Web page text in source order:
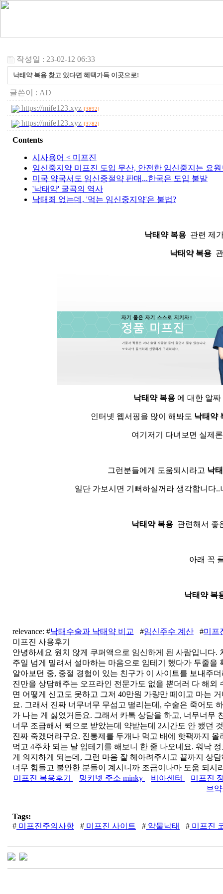
작성일 : 23-02-12 06:33
낙태약 복용 찾고 있다면 혜택가득 이곳으로!
글쓴이 : AD
https://mife123.xyz [3892]
https://mife123.xyz [3782]
Contents
시사용어 < 미프진
임신중지약 미프진 도입 무산, 안전한 임신중지는 요
미국 약국서도 임신중절약 판매...한국은 도입 불발
'낙태약' 굴곡의 역사
낙태죄 없는데, '먹는 임신중지약'은 불법?
낙태약 복용관련 제가
낙태약 복용관
낙태약 복용에 대한 알짜
인터넷 웹서핑을 많이 해봐도 낙태약
여기저기 다녀보면 실제
그런분들에게 도움되시라고 낙
일단 가보시면 기뻐하실꺼라 생각합니다
낙태약 복용관련해서 좋
아래 꼭
낙태약 복
relevance: #낙태수술과 낙태약 비교 #임신주수 계산 #미프
미프진 사용후기
안녕하세요 원치 않게 쿠퍼액으로 임신하게 된 사람입니다
주일 넘게 밀려서 설마하는 마음으로 임테기 했다가 두줄
알아보던 중, 중절 경험이 있는 친구가 이 사이트를 보내주
진만을 상담해주는 오프라인 전문가도 없을 뿐더러 다 해
면 어떻게 신고도 못하고 그저 40만원 가량만 떼이고 마는
요. 그래서 진짜 너무너무 무섭고 떨리는데, 수술은 죽어도
가 나는 게 싫었거든요. 그래서 카톡 상담을 하고, 너무너무
너무 조급해서 퀵으로 받았는데 약받는데 2시간도 안 됐던
진짜 죽겠더라구요. 진통제를 두개나 먹고 배에 핫팩까지
먹고 4주차 되는 날 임테기를 해보니 한 줄 나오네요. 워낙
게 의지하게 되는데, 그런 마음 잘 헤아려주시고 끝까지 상
너무 힘들고 불안한 분들이 계시니까 조금이나마 도움 되
미프진 복용후기
밍키넷 주소 minky 비아센터
미프진
브
Tags:
# 미프진주의사항 # 미프진 사이트 # 약물낙태 # 미프진